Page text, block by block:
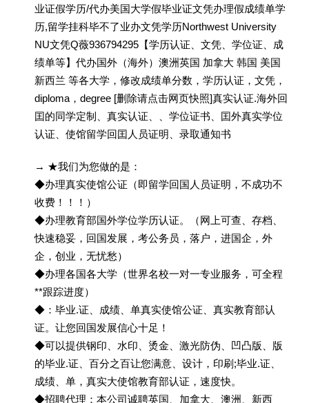
业证假学历/代办美国大学假毕业证文凭办理假成绩单学
历,留学挂科毕不了业办文凭学历Northwest University
NU文凭Q薇936794295【学历认证、文凭、学位证、成
绩单等】代办国外（海外）澳洲英国 加拿大 韩国 美国
新西兰 等各大学，修改成绩单分数，学历认证，文凭，
diploma，degree [删除请点击网页快照]真实认证.海外回
囯的同学定制、真实认证、、学位证书、囯外真实学位
认证、使馆留学回囯人员证明、录取通知书
→ ★我们为您做的是：
◆办理真实使馆公证（即留学回国人员证明，不成功不
收费！！！）
◆办理教育部国外学位学历认证。（网上可查、存档、
快速稳妥，回国发展，考公务员，落户，进国企，外
企，创业，无忧愁）
◆办理各国各大学（世界名校一对一专业服务，可全程
**跟踪进度）
◆：毕业.证、成绩、单真实使馆公证、真实教育部认
证。让您回国发展信心十足！
◆可以提供钢印、水印、烫金、激光防伪、凹凸版、版
的毕业.证、百分之百让您满意、设计，印刷;毕业.证、
成绩、单，真实大使馆教育部认证，速度快。
◆招聘代理：本公司诚聘英国、加拿大、澳洲、新西